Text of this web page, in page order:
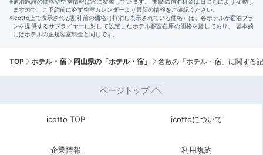
TOP ホテル・宿 岡山県の「ホテル・宿」 倉敷の「ホテル・宿」に関する
ページトップ
icotto TOP icottoについて
企業情報 利用規約